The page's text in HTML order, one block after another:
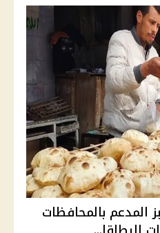
المدعم بالمحافظات